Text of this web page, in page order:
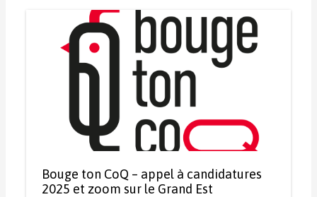
Bouge ton CoQ – appel à candidatures
2025 et zoom sur le Grand Est